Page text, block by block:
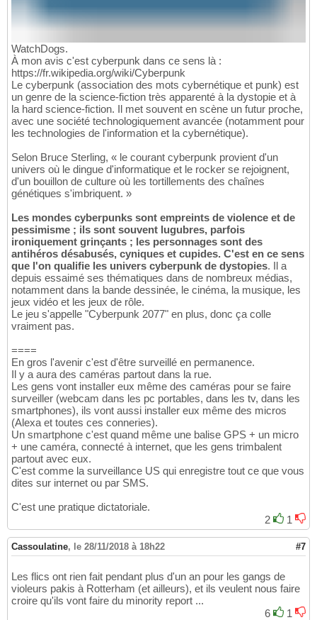
WatchDogs.
À mon avis c'est cyberpunk dans ce sens là :
https://fr.wikipedia.org/wiki/Cyberpunk
Le cyberpunk (association des mots cybernétique et punk) est
un genre de la science-fiction très apparenté à la dystopie et à
la hard science-fiction. Il met souvent en scène un futur proche,
avec une société technologiquement avancée (notamment pour
les technologies de l'information et la cybernétique).
Selon Bruce Sterling, « le courant cyberpunk provient d'un
univers où le dingue d'informatique et le rocker se rejoignent,
d'un bouillon de culture où les tortillements des chaînes
génétiques s'imbriquent. »
Les mondes cyberpunks sont empreints de violence et de
pessimisme ; ils sont souvent lugubres, parfois
ironiquement grinçants ; les personnages sont des
antihéros désabusés, cyniques et cupides. C'est en ce sens
que l'on qualifie les univers cyberpunk de dystopies. Il a
depuis essaimé ses thématiques dans de nombreux médias,
notamment dans la bande dessinée, le cinéma, la musique, les
jeux vidéo et les jeux de rôle.
Le jeu s'appelle "Cyberpunk 2077" en plus, donc ça colle
vraiment pas.
====
En gros l'avenir c'est d'être surveillé en permanence.
Il y a aura des caméras partout dans la rue.
Les gens vont installer eux même des caméras pour se faire
surveiller (webcam dans les pc portables, dans les tv, dans les
smartphones), ils vont aussi installer eux même des micros
(Alexa et toutes ces conneries).
Un smartphone c'est quand même une balise GPS + un micro
+ une caméra, connecté à internet, que les gens trimbalent
partout avec eux.
C'est comme la surveillance US qui enregistre tout ce que vous
dites sur internet ou par SMS.
C'est une pratique dictatoriale.
2
1
Cassoulatine, le 28/11/2018 à 18h22 #7
Les flics ont rien fait pendant plus d'un an pour les gangs de
violeurs pakis à Rotterham (et ailleurs), et ils veulent nous faire
croire qu'ils vont faire du minority report ...
6
1